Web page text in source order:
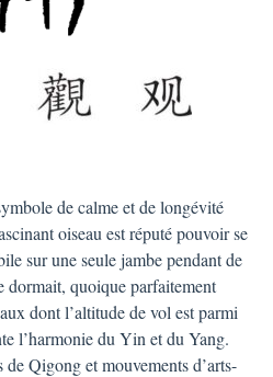
de calme et de longévité
oiseau est réputé pouvoir se
sur une seule jambe pendant de
dormait, quoique parfaitement
dont l’altitude de vol est parmi
l’harmonie du Yin et du Yang.
Qigong et mouvements d’arts-